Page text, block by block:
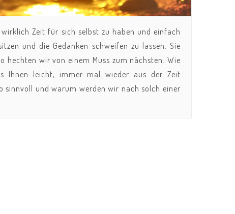
Zeit für sich selbst zu haben und einfach
und die Gedanken schweifen zu lassen. Sie
wir von einem Muss zum nächsten. Wie
Ihnen leicht, immer mal wieder aus der Zeit
sinnvoll und warum werden wir nach solch einer